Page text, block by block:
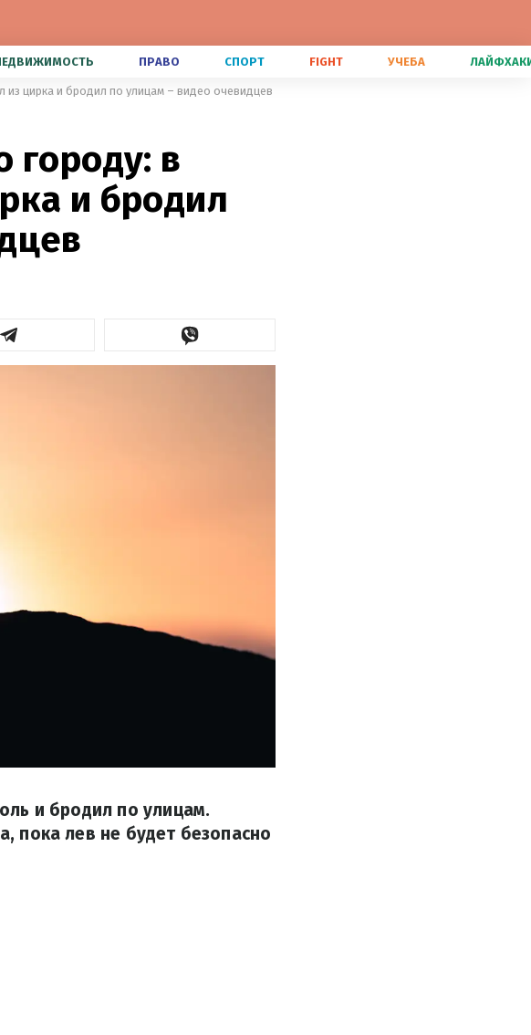
ПРАВО СПОРТ FIGHT УЧЕБА
из цирка и бродил по улицам – видео очевидцев
городу: в
и бродил
и бродил по улицам.
пока лев не будет безопасно